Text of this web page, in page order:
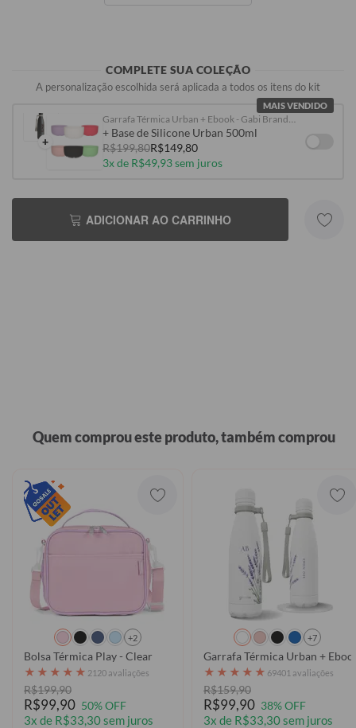
COMPLETE SUA COLEÇÃO
A personalização escolhida será aplicada a todos os itens do kit
MAIS VENDIDO
+
+ Base de Silicone Urban 500ml
R$199,80R$149,80
3x de R$49,93 sem juros
ADICIONAR AO CARRINHO
Quem comprou este produto, também comprou
+2
Bolsa Térmica Play - Clear
★ ★ ★ ★ ★ 2120 avaliações
R$199,90
R$99,90 50% OFF
3x de R$33,30 sem juros
+7
★ ★ ★ ★ ★ 69401 avaliações
R$159,90
R$99,90 38% OFF
3x de R$33,30 sem juros